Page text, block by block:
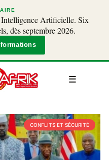
Artificielle. Six
dès septembre 2026.
CONFLITS ET SÉCURITÉ